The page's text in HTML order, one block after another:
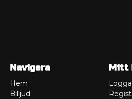
Navigera
Hem
Billjud
Mitt